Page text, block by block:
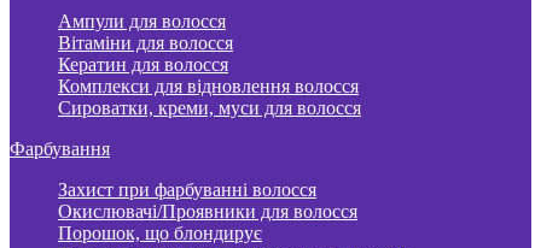
Ампули для волосся
Вітаміни для волосся
Кератин для волосся
Комплекси для відновлення волосся
Сироватки, креми, муси для волосся
Фарбування
Захист при фарбуванні волосся
Окислювачі/Проявники для волосся
Порошок, що блондирує